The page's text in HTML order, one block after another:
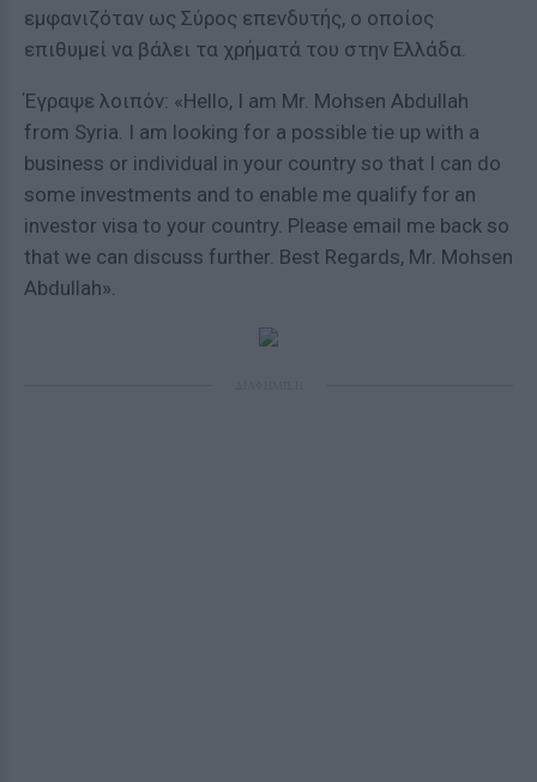
εμφανιζόταν ως Σύρος επενδυτής, ο οποίος
επιθυμεί να βάλει τα χρήματά του στην Ελλάδα.
Έγραψε λοιπόν: «Hello, I am Mr. Mohsen Abdullah
from Syria. I am looking for a possible tie up with a
business or individual in your country so that I can do
some investments and to enable me qualify for an
investor visa to your country. Please email me back so
that we can discuss further. Best Regards, Mr. Mohsen
Abdullah».